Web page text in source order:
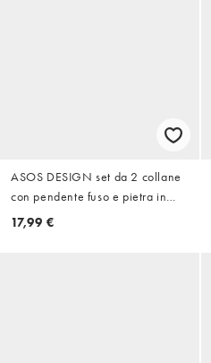
ASOS DESIGN set da 2 collane
con pendente fuso e pietra in
argento
17,99 €